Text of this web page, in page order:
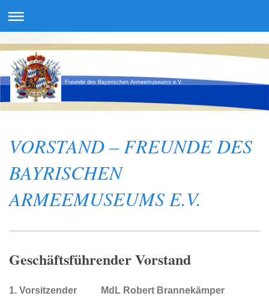
Freunde des Bayerischen Armeemuseums e.V.
VORSTAND – FREUNDE DES
BAYRISCHEN
ARMEEMUSEUMS E.V.
Geschäftsführender Vorstand
1. Vorsitzender MdL Robert Brannekämper